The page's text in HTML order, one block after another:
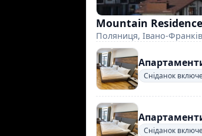
Mountain
Поляниця, Івано-
Сніданок
Сніданок